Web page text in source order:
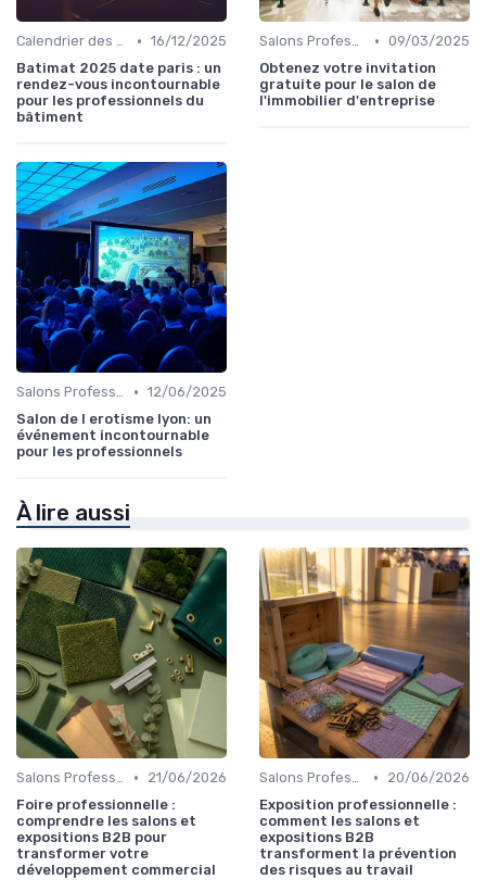
Calendrier des Événements par Secteur • 16/12/2025
Batimat 2025 date paris : un
rendez-vous incontournable
pour les professionnels du
bâtiment
Salons Professionnels et Expositions • 09/03/2025
Obtenez votre invitation
gratuite pour le salon de
l'immobilier d'entreprise
Salons Professionnels et Expositions • 12/06/2025
Salon de l erotisme lyon: un
événement incontournable
pour les professionnels
À lire aussi
Salons Professionnels et Expositions •
21/06/2026
Foire professionnelle :
comprendre les salons et
expositions B2B pour
transformer votre
développement commercial
Salons Professionnels et Expositions •
20/06/2026
Exposition professionnelle :
comment les salons et
expositions B2B
transforment la prévention
des risques au travail